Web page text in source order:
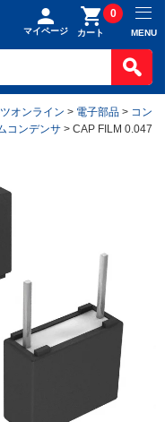
マイページ カート
0
MENU
オンライン > 電子部品 > コン
コンデンサ > CAP FILM 0.047